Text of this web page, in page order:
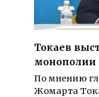
Токаев
монополии
По мнению
Жомарта